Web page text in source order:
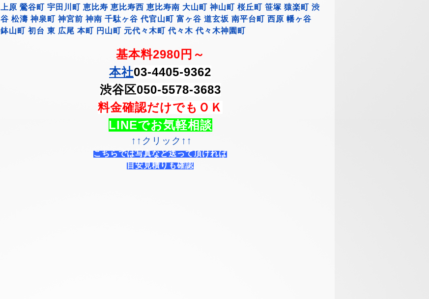
上原 鶯谷町 宇田川町 恵比寿 恵比寿西 恵比寿南 大山町 神山町 桜丘町 笹塚 猿楽町 渋
谷 松濤 神泉町 神宮前 神南 千駄ヶ谷 代官山町 富ヶ谷 道玄坂 南平台町 西原 幡ヶ谷
鉢山町 初台 東 広尾 本町 円山町 元代々木町 代々木 代々木神園町
基本料2980円～
本社03-4405-9362
渋谷区050-5578-3683
料金確認だけでもＯＫ
LINEでお気軽相談
↑↑クリック↑↑
こちらでは写真など送って頂ければ
目安見積りも確認